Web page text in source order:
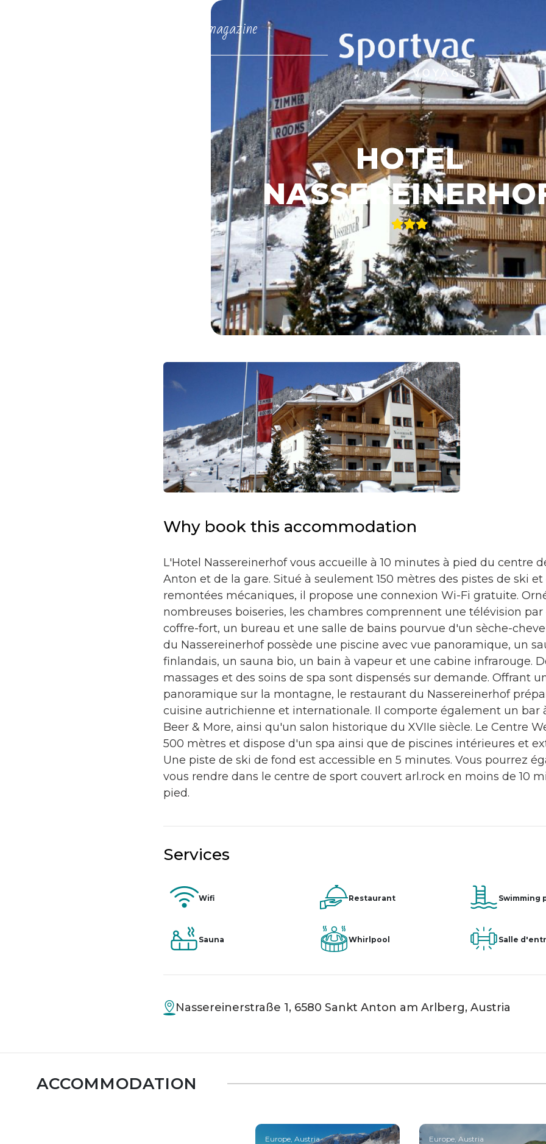
Consult our E-magazine
HOTEL
Why book this accommodation
L'Hotel Nassereinerhof vous accueille à 10 minutes à pied du centre
Anton et de la gare. Situé à seulement 150 mètres des pistes de ski et
remontées mécaniques, il propose une connexion Wi-Fi gratuite.
nombreuses boiseries, les chambres comprennent une télévision par
coffre-fort, un bureau et une salle de bains pourvue d'un sèche-
du Nassereinerhof possède une piscine avec vue panoramique, un
finlandais, un sauna bio, un bain à vapeur et une cabine infrarouge.
massages et des soins de spa sont dispensés sur demande. Offrant
panoramique sur la montagne, le restaurant du Nassereinerhof
cuisine autrichienne et internationale. Il comporte également un bar
Beer & More, ainsi qu'un salon historique du XVIIe siècle. Le Centre
500 mètres et dispose d'un spa ainsi que de piscines intérieures et
Une piste de ski de fond est accessible en 5 minutes. Vous pourrez
vous rendre dans le centre de sport couvert arl.rock en moins de 10
pied.
Services
Wifi Restaurant Swimming
Sauna Whirlpool Salle
Nassereinerstraße 1, 6580 Sankt Anton am Arlberg, Austria
ACCOMMODATION
Europe, Austria Europe, Austria